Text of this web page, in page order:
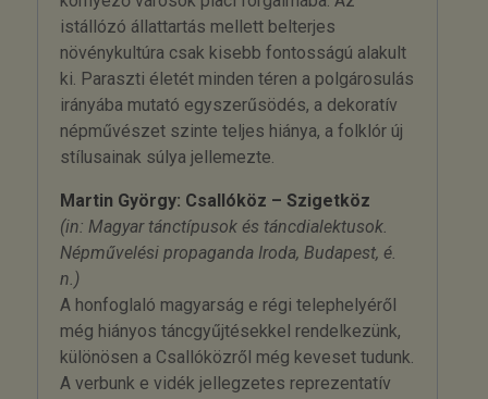
istállózó állattartás mellett belterjes
növénykultúra csak kisebb fontosságú alakult
ki. Paraszti életét minden téren a polgárosulás
irányába mutató egyszerűsödés, a dekoratív
népművészet szinte teljes hiánya, a folklór új
stílusainak súlya jellemezte.
Martin György: Csallóköz – Szigetköz
(in: Magyar tánctípusok és táncdialektusok.
Népművelési propaganda Iroda, Budapest, é.
n.)
A honfoglaló magyarság e régi telephelyéről
még hiányos táncgyűjtésekkel rendelkezünk,
különösen a Csallóközről még keveset tudunk.
A verbunk e vidék jellegzetes reprezentatív